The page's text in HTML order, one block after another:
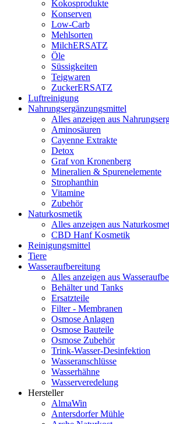
Kokosprodukte
Konserven
Low-Carb
Mehlsorten
MilchERSATZ
Öle
Süssigkeiten
Teigwaren
ZuckerERSATZ
Luftreinigung
Nahrungsergänzungsmittel
Alles anzeigen aus
Aminosäuren
Cayenne Extrakte
Detox
Graf von Kronenberg
Mineralien & Spurenelemente
Strophanthin
Vitamine
Zubehör
Naturkosmetik
Alles anzeigen aus
CBD Hanf Kosmetik
Reinigungsmittel
Tiere
Wasseraufbereitung
Alles anzeigen aus
Behälter und Tanks
Ersatzteile
Filter - Membranen
Osmose Anlagen
Osmose Bauteile
Osmose Zubehör
Trink-Wasser-Desinfektion
Wasseranschlüsse
Wasserhähne
Wasserveredelung
Hersteller
AlmaWin
Antersdorfer Mühle